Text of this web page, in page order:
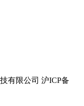
有限公司 沪ICP备